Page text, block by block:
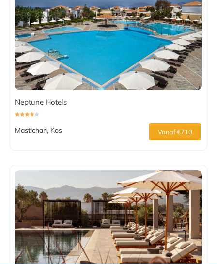
Neptune Hotels
Mastichari, Kos Vanaf €710